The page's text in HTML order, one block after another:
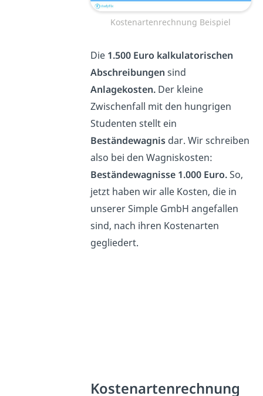
Kostenartenrechnung Beispiel
Die 1.500 Euro kalkulatorischen
Abschreibungen sind
Anlagekosten.Der kleine
Zwischenfall mit den hungrigen
Studenten stellt ein
Beständewagnisdar. Wir schreiben
also bei den Wagniskosten:
Beständewagnisse 1.000 Euro.So,
jetzt haben wir alle Kosten, die in
unserer Simple GmbH angefallen
sind, nach ihren Kostenarten
gegliedert.
Kostenartenrechnung